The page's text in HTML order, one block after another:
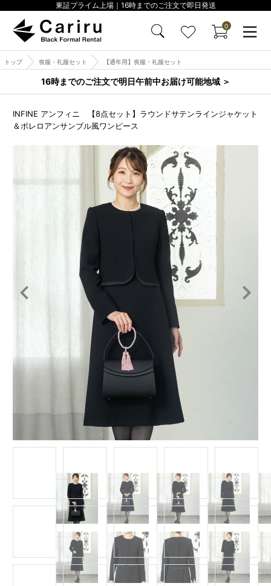
東証プライム上場｜16時までのご注文で即日発送
0
トップ 喪服・礼服セット 【通年用】喪服・礼服セット
16時までのご注文で明日午前中お届け可能地域 ＞
INFINE アンフィニ 【8点セット】ラウンドサテンラインジャケット
＆ボレロアンサンブル風ワンピース
Item